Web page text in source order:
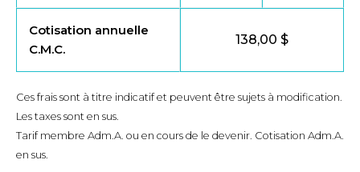
Cotisation annuelle
C.M.C.
138,00 $
Ces frais sont à titre indicatif et peuvent être sujets à modification.
Les taxes sont en sus.
Tarif membre Adm.A. ou en cours de le devenir. Cotisation Adm.A.
en sus.